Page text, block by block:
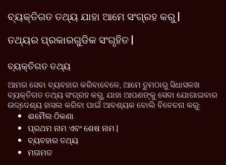
ବ୍ୟକ୍ତିଗତ ତଥ୍ୟ ଯାହା ଆମେ ସଂଗ୍ରହ କରୁ |
ତଥ୍ୟର ପ୍ରକାରଗୁଡିକ ସଂଗୃହିତ |
ବ୍ୟକ୍ତିଗତ ତଥ୍ୟ
ଆମର ସେବା ବ୍ୟବହାର କରିବାବେଳେ, ଆମେ ତୁମଠାରୁ ସିଧାସଳଖ
ବ୍ୟକ୍ତିଗତ ତଥ୍ୟ ସଂଗ୍ରହ କରୁ, ଯାହା ଆପଣଙ୍କୁ ସେବା ଯୋଗାଇବାର
ଉଦ୍ଦେଶ୍ୟ ହାସଲ କରିବା ପାଇଁ ଆବଶ୍ୟକ ବୋଲି ବିବେଚନା କରୁ:
ଈମୈଲ ଠିକଣା
ପ୍ରଥମ ନାମ ଏବଂ ଶେଷ ନାମ |
ବ୍ୟବହାର ତଥ୍ୟ
ମତାମତ